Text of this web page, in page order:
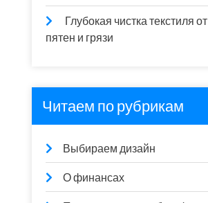
Глубокая чистка текстиля от
пятен и грязи
Читаем по рубрикам
Выбираем дизайн
О финансах